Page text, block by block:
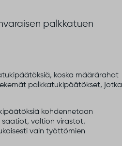
palkkatuen
koska määrärahat
palkkatukipäätökset, jotka
kohdennetaan
säätiöt, valtion virastot,
vain työttömien